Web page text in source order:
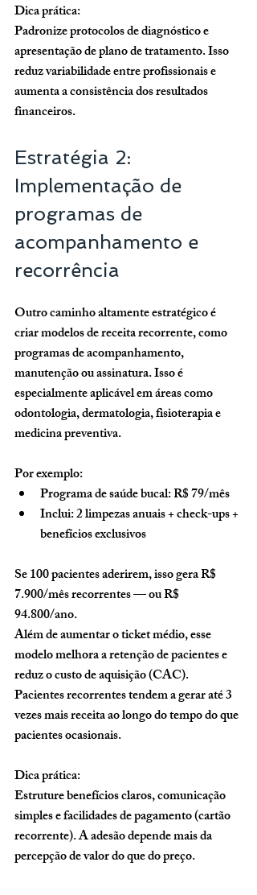
Dica prática:
Padronize protocolos de diagnóstico e
apresentação de plano de tratamento. Isso
reduz variabilidade entre profissionais e
aumenta a consistência dos resultados
financeiros.
Estratégia 2:
Implementação de
programas de
acompanhamento e
recorrência
Outro caminho altamente estratégico é
criar modelos de receita recorrente, como
programas de acompanhamento,
manutenção ou assinatura. Isso é
especialmente aplicável em áreas como
odontologia, dermatologia, fisioterapia e
medicina preventiva.
Por exemplo:
Programa de saúde bucal: R$ 79/mês
Inclui: 2 limpezas anuais + check-ups +
benefícios exclusivos
Se 100 pacientes aderirem, isso gera R$
7.900/mês recorrentes — ou R$
94.800/ano.
Além de aumentar o ticket médio, esse
modelo melhora a retenção de pacientes e
reduz o custo de aquisição (CAC).
Pacientes recorrentes tendem a gerar até 3
vezes mais receita ao longo do tempo do que
pacientes ocasionais.
Dica prática:
Estruture benefícios claros, comunicação
simples e facilidades de pagamento (cartão
recorrente). A adesão depende mais da
percepção de valor do que do preço.